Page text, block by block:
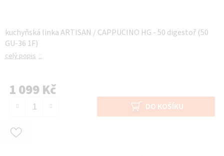
kuchyňská linka ARTISAN / CAPPUCINO HG - 50 digestoř (50
GU-36 1F)
celý popis
1 099 Kč
DO KOŠÍKU